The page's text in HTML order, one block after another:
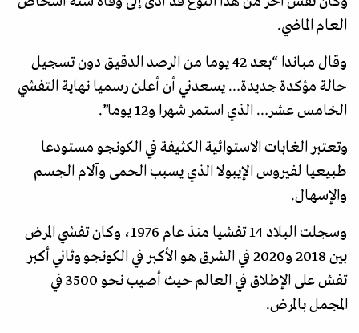
العام الماضي.
وقال مباندا “بعد 42 يوما من الرصد الدقيق دون تسجيل
حالة مؤكدة جديدة… يسعدني أن أعلن رسميا نهاية التفشي
الخامس عشر… الذي استمر شهرا و12 يوما”.
وتعتبر الغابات الاستوائية الكثيفة في الكونجو مستودعا
طبيعيا لفيروس الإيبولا الذي يسبب الحمى وآلام الجسم
والإسهال.
وسجلت البلاد 14 تفشيا منذ عام 1976، وكان تفشي المرض
بين 2018 و2020 في الشرق هو الأكبر في الكونجو وثاني أكبر
تفش على الإطلاق في العالم حيث أصيب نحو 3500 في
المجمل بالمرض.